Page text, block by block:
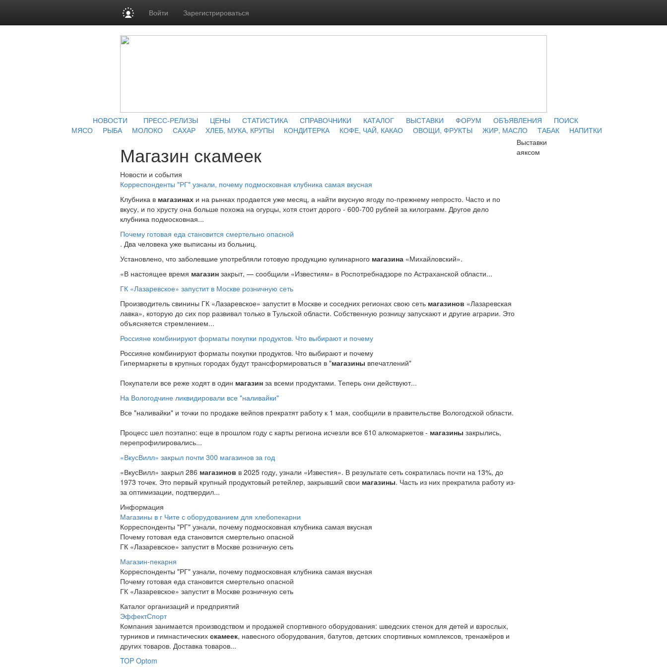
Войти Зарегистрироваться
НОВОСТИ ПРЕСС-РЕЛИЗЫ ЦЕНЫ СТАТИСТИКА СПРАВОЧНИКИ КАТАЛОГ ВЫСТАВКИ ФОРУМ ОБЪЯВЛЕНИЯ
ПОИСК
МЯСО
РЫБА МОЛОКО САХАР ХЛЕБ, МУКА, КРУПЫ КОНДИТЕРКА КОФЕ, ЧАЙ, КАКАО ОВОЩИ, ФРУКТЫ ЖИР, МАСЛО ТАБАК НАПИТКИ
Магазин скамеек
Новости и события
Корреспонденты "РГ" узнали, почему подмосковная клубника самая вкусная
Клубника в магазинах и на рынках продается уже месяц, а найти вкусную ягоду по-прежнему непросто. Часто и по
вкусу, и по хрусту она больше похожа на огурцы, хотя стоит дорого - 600-700 рублей за килограмм. Другое дело
клубника подмосковная...
Почему готовая еда становится смертельно опасной
. Два человека уже выписаны из больниц.
Установлено, что заболевшие употребляли готовую продукцию кулинарного магазина «Михайловский».
«В настоящее время магазин закрыт, — сообщили «Известиям» в Роспотребнадзоре по Астраханской области...
ГК «Лазаревское» запустит в Москве розничную сеть
Производитель свинины ГК «Лазаревское» запустит в Москве и соседних регионах свою сеть магазинов «Лазаревская
лавка», которую до сих пор развивал только в Тульской области. Собственную розницу запускают и другие аграрии. Это
объясняется стремлением...
Россияне комбинируют форматы покупки продуктов. Что выбирают и почему
Россияне комбинируют форматы покупки продуктов. Что выбирают и почему
Гипермаркеты в крупных городах будут трансформироваться в "магазины впечатлений"
Покупатели все реже ходят в один магазин за всеми продуктами. Теперь они действуют...
На Вологодчине ликвидировали все "наливайки"
Все "наливайки" и точки по продаже вейпов прекратят работу к 1 мая, сообщили в правительстве Вологодской области.
Процесс шел поэтапно: еще в прошлом году с карты региона исчезли все 610 алкомаркетов - магазины закрылись,
перепрофилировались...
«ВкусВилл» закрыл почти 300 магазинов за год
«ВкусВилл» закрыл 286 магазинов в 2025 году, узнали «Известия». В результате сеть сократилась почти на 13%, до
1973 точек. Это первый крупный продуктовый ретейлер, закрывший свои магазины. Часть из них прекратила работу из-
за оптимизации, подтвердил...
Информация
Магазины в г Чите с оборудованием для хлебопекарни
Корреспонденты "РГ" узнали, почему подмосковная клубника самая вкусная
Почему готовая еда становится смертельно опасной
ГК «Лазаревское» запустит в Москве розничную сеть
Магазин-пекарня
Корреспонденты "РГ" узнали, почему подмосковная клубника самая вкусная
Почему готовая еда становится смертельно опасной
ГК «Лазаревское» запустит в Москве розничную сеть
Каталог организаций и предприятий
ЭффектСпорт
Компания занимается производством и продажей спортивного оборудования: шведских стенок для детей и взрослых,
турников и гимнастических скамеек, навесного оборудования, батутов, детских спортивных комплексов, тренажёров и
других товаров. Доставка товаров...
TOP Optom
Выставки
аяксом